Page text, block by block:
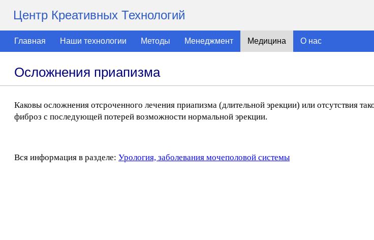
Центр Креативных Технологий
Главная Наши технологии Методы Менеджмент Медицина О нас
Осложнения приапизма
Каковы осложнения отсроченного лечения приапизма (длительной эрекции) или отсутствия
фиброз с последующей потерей возможности нормальной эрекции.
Вся информация в разделе: Урология, заболевания мочеполовой системы